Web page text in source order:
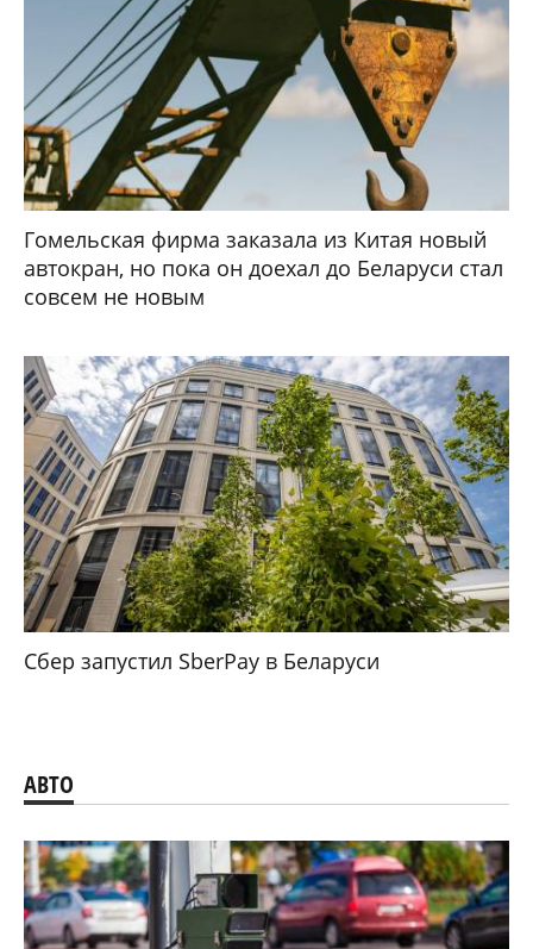
Гомельская фирма заказала из Китая новый
автокран, но пока он доехал до Беларуси стал
совсем не новым
Сбер запустил SberPay в Беларуси
АВТО